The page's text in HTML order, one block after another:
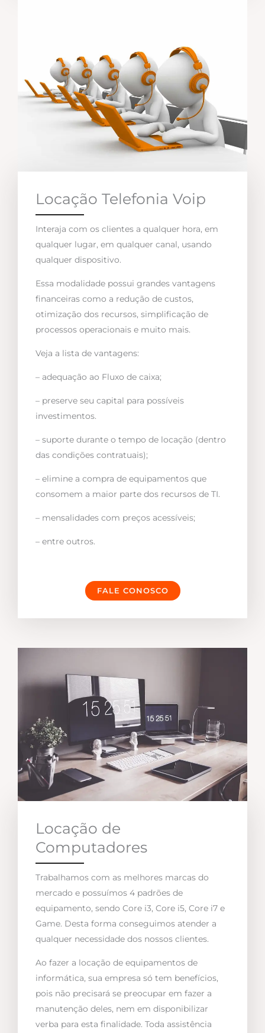
Locação Telefonia Voip
Interaja com os clientes a qualquer hora, em
qualquer lugar, em qualquer canal, usando
qualquer dispositivo.
Essa modalidade possui grandes vantagens
financeiras como a redução de custos,
otimização dos recursos, simplificação de
processos operacionais e muito mais.
Veja a lista de vantagens:
– adequação ao Fluxo de caixa;
– preserve seu capital para possíveis
investimentos.
– suporte durante o tempo de locação (dentro
das condições contratuais);
– elimine a compra de equipamentos que
consomem a maior parte dos recursos de TI.
– mensalidades com preços acessíveis;
– entre outros.
FALE CONOSCO
Locação de
Computadores
Trabalhamos com as melhores marcas do
mercado e possuímos 4 padrões de
equipamento, sendo Core i3, Core i5, Core i7 e
Game. Desta forma conseguimos atender a
qualquer necessidade dos nossos clientes.
Ao fazer a locação de equipamentos de
informática, sua empresa só tem benefícios,
pois não precisará se preocupar em fazer a
manutenção deles, nem em disponibilizar
verba para esta finalidade. Toda assistência